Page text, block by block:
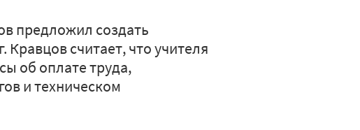
предложил создать
Кравцов считает, что учителя
об оплате труда,
и техническом